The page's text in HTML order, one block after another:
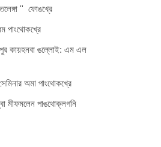
'' ফোঙখ্রে
পাংথোকখ্রে
কায়হনবা ঙল্লোই: এম এল
অমা পাংথোকখ্রে
মীফমলেন পাঙথোক্লগনি